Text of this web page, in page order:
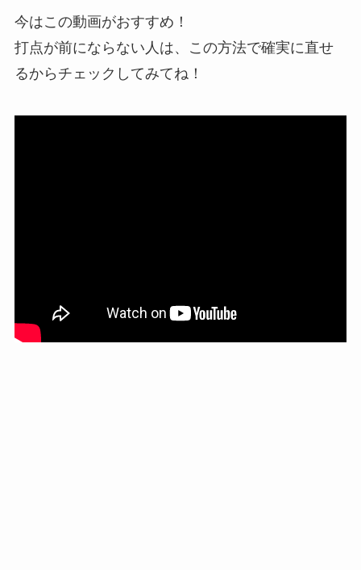
今はこの動画がおすすめ！
打点が前にならない人は、この方法で確実に直せ
るからチェックしてみてね！